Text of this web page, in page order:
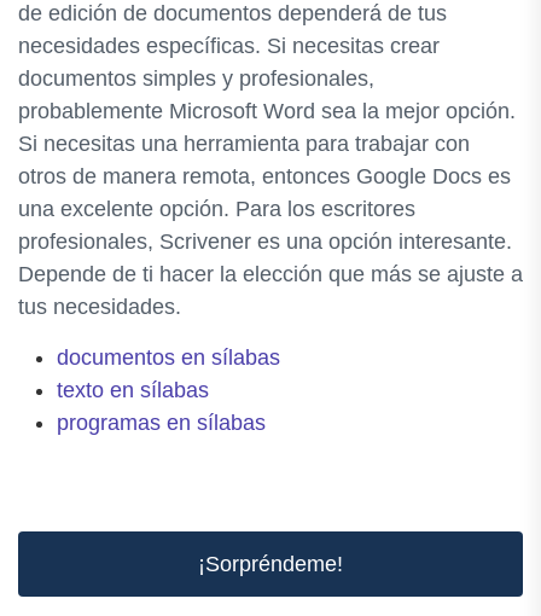
de edición de documentos dependerá de tus
necesidades específicas. Si necesitas crear
documentos simples y profesionales,
probablemente Microsoft Word sea la mejor opción.
Si necesitas una herramienta para trabajar con
otros de manera remota, entonces Google Docs es
una excelente opción. Para los escritores
profesionales, Scrivener es una opción interesante.
Depende de ti hacer la elección que más se ajuste a
tus necesidades.
documentos en sílabas
texto en sílabas
programas en sílabas
¡Sorpréndeme!